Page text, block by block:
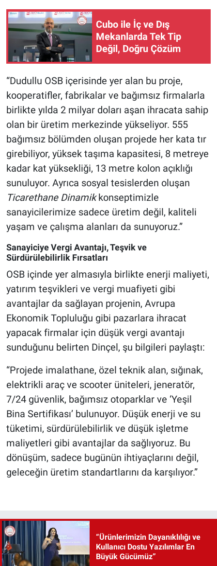
Cubo ile İç ve Dış
Mekanlarda Tek Tip
Değil, Doğru Çözüm
“Dudullu OSB içerisinde yer alan bu proje,
kooperatifler, fabrikalar ve bağımsız firmalarla
birlikte yılda 2 milyar doları aşan ihracata sahip
olan bir üretim merkezinde yükseliyor. 555
bağımsız bölümden oluşan projede her kata tır
girebiliyor, yüksek taşıma kapasitesi, 8 metreye
kadar kat yüksekliği, 13 metre kolon açıklığı
sunuluyor. Ayrıca sosyal tesislerden oluşan
Ticarethane Dinamikkonseptimizle
sanayicilerimize sadece üretim değil, kaliteli
yaşam ve çalışma alanları da sunuyoruz.”
Sanayiciye Vergi Avantajı, Teşvik ve
Sürdürülebilirlik Fırsatları
OSB içinde yer almasıyla birlikte enerji maliyeti,
yatırım teşvikleri ve vergi muafiyeti gibi
avantajlar da sağlayan projenin, Avrupa
Ekonomik Topluluğu gibi pazarlara ihracat
yapacak firmalar için düşük vergi avantajı
sunduğunu belirten Dinçel, şu bilgileri paylaştı:
“Projede imalathane, özel teknik alan, sığınak,
elektrikli araç ve scooter üniteleri, jeneratör,
7/24 güvenlik, bağımsız otoparklar ve ‘Yeşil
Bina Sertifikası’ bulunuyor. Düşük enerji ve su
tüketimi, sürdürülebilirlik ve düşük işletme
maliyetleri gibi avantajlar da sağlıyoruz. Bu
dönüşüm, sadece bugünün ihtiyaçlarını değil,
geleceğin üretim standartlarını da karşılıyor.”
“Ürünlerimizin Dayanıklılığı ve
Kullanıcı Dostu Yazılımlar En
Büyük Gücümüz”